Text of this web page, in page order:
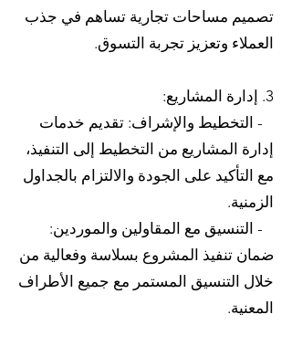
تصميم مساحات تجارية تساهم في جذب
العملاء وتعزيز تجربة التسوق.
3. إدارة المشاريع:
- التخطيط والإشراف: تقديم خدمات
إدارة المشاريع من التخطيط إلى التنفيذ،
مع التأكيد على الجودة والالتزام بالجداول
الزمنية.
- التنسيق مع المقاولين والموردين:
ضمان تنفيذ المشروع بسلاسة وفعالية من
خلال التنسيق المستمر مع جميع الأطراف
المعنية.